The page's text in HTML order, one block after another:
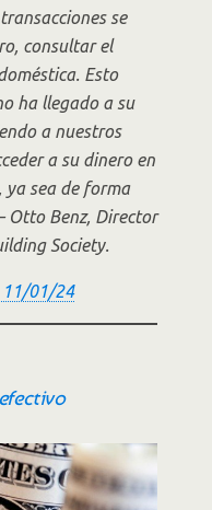
se
consultar el
Esto
ha llegado a su
a nuestros
a su dinero en
ya sea de forma
Otto Benz, Director
Society.
11/01/24